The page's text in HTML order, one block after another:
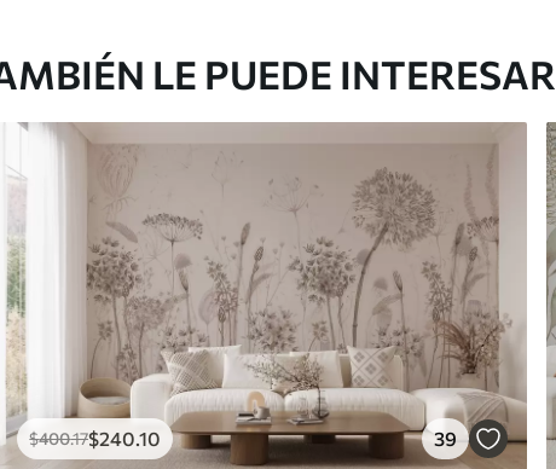
LE PUEDE INTERESAR
$400.17$240 .10 39